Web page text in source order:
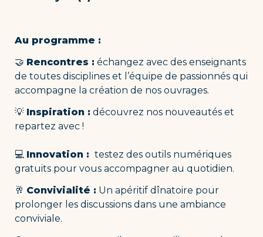
Au programme :
🤝 Rencontres : échangez avec des enseignants
de toutes disciplines et l’équipe de passionnés qui
accompagne la création de nos ouvrages.
💡 Inspiration : découvrez nos nouveautés et
repartez avec !
💻 Innovation : testez des outils numériques
gratuits pour vous accompagner au quotidien.
🥂 Convivialité : Un apéritif dînatoire pour
prolonger les discussions dans une ambiance
conviviale.